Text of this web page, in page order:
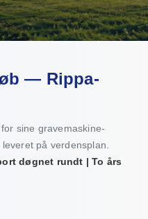
— Rippa-
sine gravemaskine-
på verdensplan.
døgnet rundt | To års